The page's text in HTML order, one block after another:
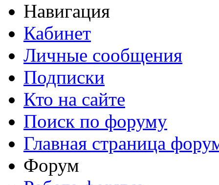
Навигация
Кабинет
Личные сообщения
Подписки
Кто на сайте
Поиск по форуму
Главная страница
Форум